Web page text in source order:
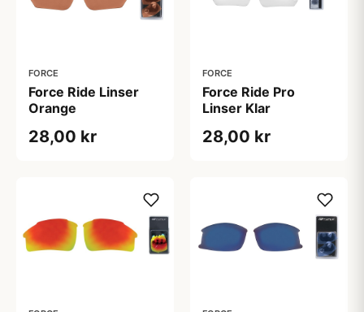
FORCE
Force Ride Linser
Orange
28,00 kr
FORCE
Force Ride Pro
Linser Klar
28,00 kr